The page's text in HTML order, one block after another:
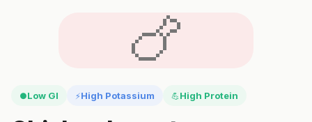
🍗
●Low GI ⚡High Potassium 💪High Protein